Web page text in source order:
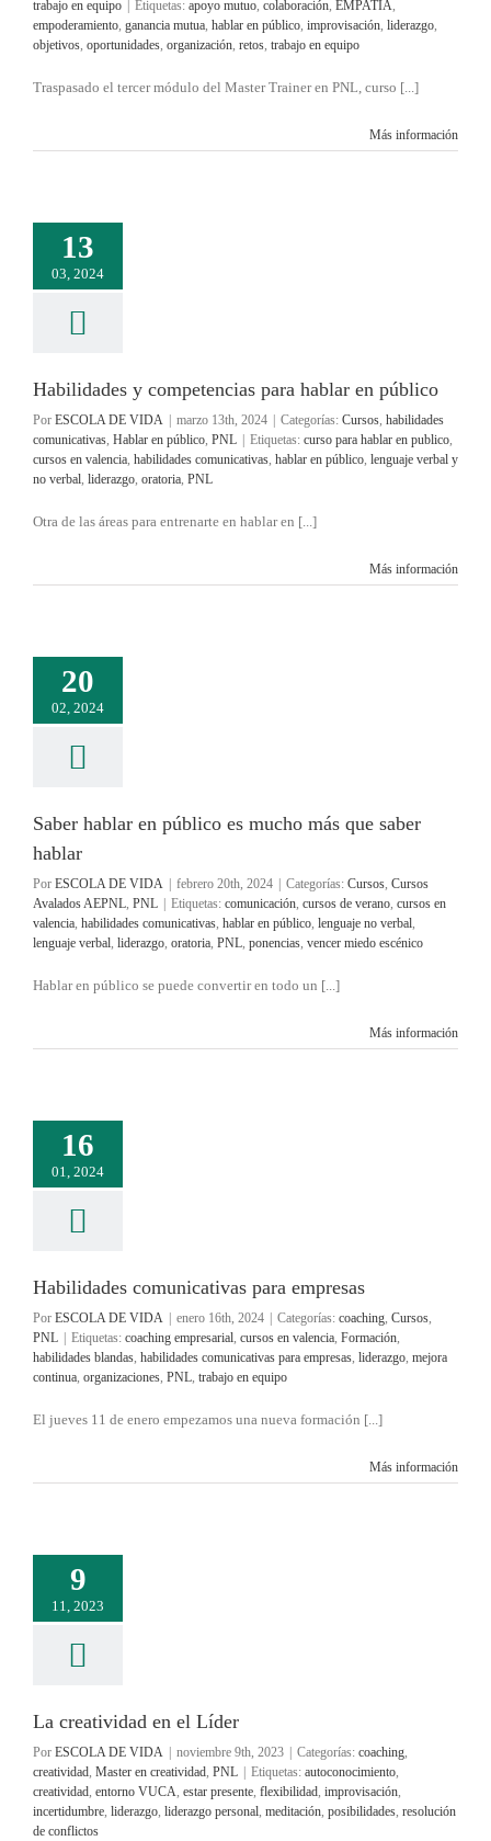
trabajo en equipo Etiquetas: apoyo mutuo, colaboración, EMPATIA,
empoderamiento, ganancia mutua, hablar en público, improvisación, liderazgo,
objetivos, oportunidades, organización, retos, trabajo en equipo
Traspasado el tercer módulo del Master Trainer en PNL, curso [...]
Más información
13
03, 2024
Habilidades y competencias para hablar en público
Por ESCOLA DE VIDA marzo 13th, 2024 Categorías: Cursos, habilidades
comunicativas, Hablar en público, PNL Etiquetas: curso para hablar en publico,
cursos en valencia, habilidades comunicativas, hablar en público, lenguaje verbal y
no verbal, liderazgo, oratoria, PNL
Otra de las áreas para entrenarte en hablar en [...]
Más información
20
02, 2024
Saber hablar en público es mucho más que saber
hablar
Por ESCOLA DE VIDA febrero 20th, 2024 Categorías: Cursos, Cursos
Avalados AEPNL, PNL Etiquetas: comunicación, cursos de verano, cursos en
valencia, habilidades comunicativas, hablar en público, lenguaje no verbal,
lenguaje verbal, liderazgo, oratoria, PNL, ponencias, vencer miedo escénico
Hablar en público se puede convertir en todo un [...]
Más información
16
01, 2024
Habilidades comunicativas para empresas
Por ESCOLA DE VIDA enero 16th, 2024 Categorías: coaching, Cursos,
PNL
Etiquetas: coaching empresarial, cursos en valencia, Formación,
habilidades blandas, habilidades comunicativas para empresas, liderazgo, mejora
continua, organizaciones, PNL, trabajo en equipo
El jueves 11 de enero empezamos una nueva formación [...]
Más información
9
11, 2023
La creatividad en el Líder
Por ESCOLA DE VIDA noviembre 9th, 2023 Categorías: coaching,
creatividad, Master en creatividad, PNL Etiquetas: autoconocimiento,
creatividad, entorno VUCA, estar presente, flexibilidad, improvisación,
incertidumbre, liderazgo, liderazgo personal, meditación, posibilidades, resolución
de conflictos